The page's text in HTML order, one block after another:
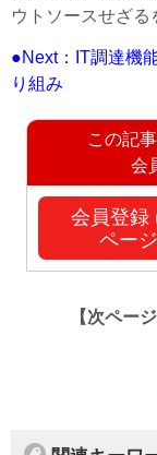
ウトソースせざる
●Next：IT調達機
り組み
この記
会
会員登録
ペー
【次ページ